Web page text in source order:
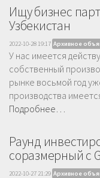
Ищу бизнес
Узбекистан
2022-10-28 19:17 Архивное
У нас имеется
собственный
рынке восьмой год
производства
Подробнее…
Раунд
соразмерный с
2022-10-27 21:29 Архивное